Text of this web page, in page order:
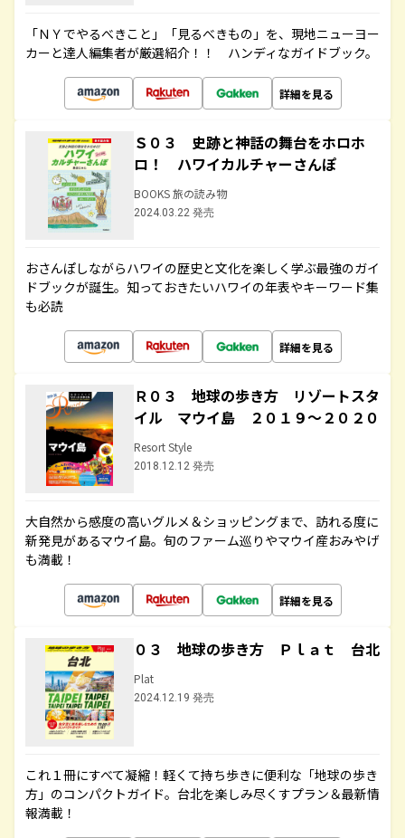
「ＮＹでやるべきこと」「見るべきもの」を、現地ニューヨー
カーと達人編集者が厳選紹介！！ ハンディなガイドブック。
詳細を見る
Ｓ０３ 史跡と神話の舞台をホロホ
ロ！ ハワイカルチャーさんぽ
BOOKS 旅の読み物
2024.03.22 発売
おさんぽしながらハワイの歴史と文化を楽しく学ぶ最強のガイ
ドブックが誕生。知っておきたいハワイの年表やキーワード集
も必読
詳細を見る
Ｒ０３ 地球の歩き方 リゾートスタ
イル マウイ島 ２０１９～２０２０
Resort Style
2018.12.12 発売
大自然から感度の高いグルメ＆ショッピングまで、訪れる度に
新発見があるマウイ島。旬のファーム巡りやマウイ産おみやげ
も満載！
詳細を見る
０３ 地球の歩き方 Ｐｌａｔ 台北
Plat
2024.12.19 発売
これ１冊にすべて凝縮！軽くて持ち歩きに便利な「地球の歩き
方」のコンパクトガイド。台北を楽しみ尽くすプラン＆最新情
報満載！